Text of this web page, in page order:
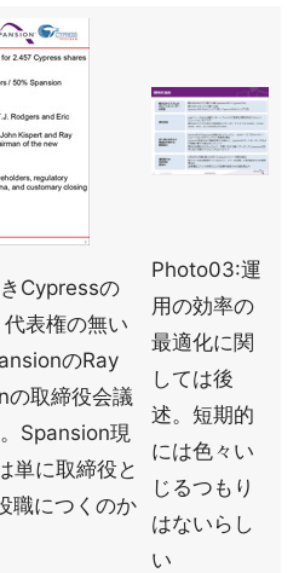
Cypressの
表権の無い
のRay
の取締役会議
Spansion現
単に取締役と
職につくのか
Photo03:運
用の効率の
最適化に関
しては後
述。短期的
には色々い
じるつもり
はないらし
い